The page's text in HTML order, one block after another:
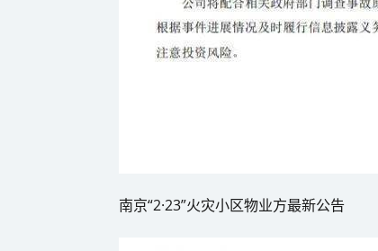
南京“2·23”火灾小区物业方最新公告